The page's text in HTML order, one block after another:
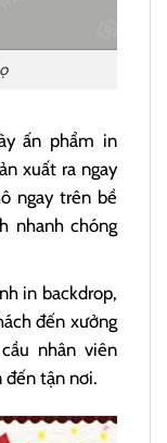
ấn phẩm in
xuất ra ngay
ngay trên bề
nhanh chóng
in backdrop,
đến xưởng
nhân viên
đến tận nơi.